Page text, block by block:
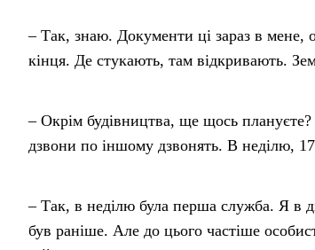
– Так, знаю. Документи ці зараз в мене,
кінця. Де стукають, там відкривають.
– Окрім будівництва, ще щось плануєте?
дзвони по іншому дзвонять. В неділю,
– Так, в неділю була перша служба. Я в
був раніше. Але до цього частіше